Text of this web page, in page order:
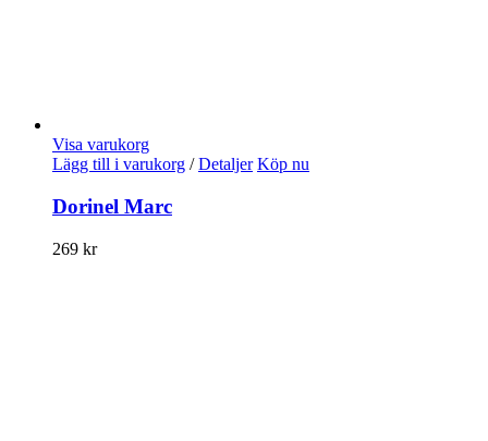
Visa varukorg
Lägg till i varukorg / Detaljer Köp nu
Dorinel Marc
269 kr